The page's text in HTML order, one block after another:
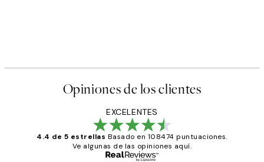
Opiniones de los clientes
EXCELENTES
4.4 de 5 estrellas Basado en 108474 puntuaciones.
Ve algunas de las opiniones aquí.